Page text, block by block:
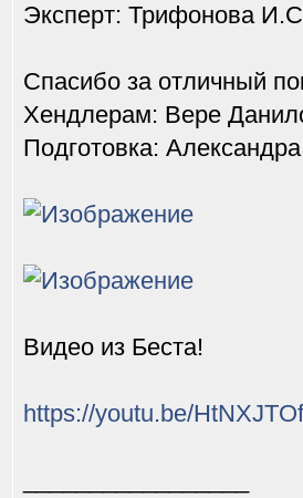
Эксперт: Трифонова
Спасибо за отличный
Хендлерам: Вере
Подготовка:
Видео из Беста!
https://youtu.be/